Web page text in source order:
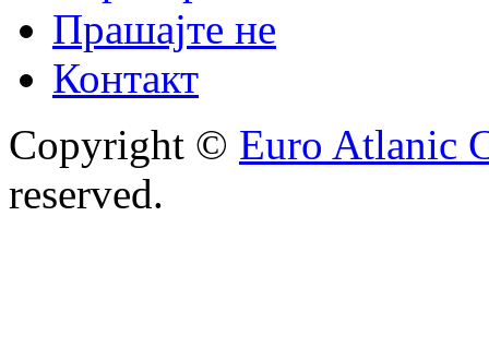
Прашајте не
Контакт
Copyright © Euro Atlanic
reserved.